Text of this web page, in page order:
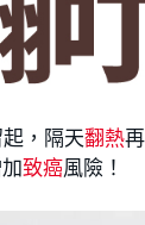
，隔天翻熱
致癌風險！